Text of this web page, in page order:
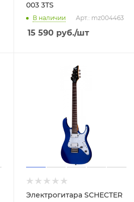
003 3TS
В наличии Арт.: mz004463
15 590 руб./шт
Электрогитара SCHECTER